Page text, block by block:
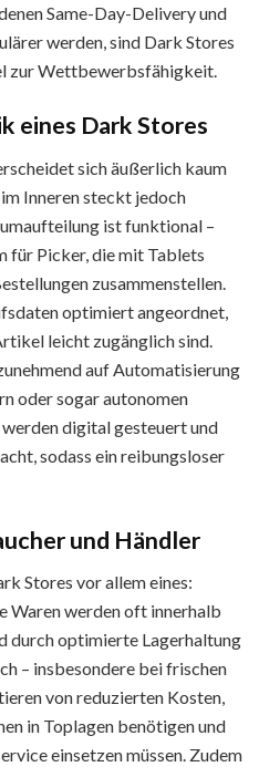
Same-Day-Delivery und
werden, sind Dark Stores
zur Wettbewerbsfähigkeit.
eines Dark Stores
sich äußerlich kaum
Inneren steckt jedoch
ist funktional –
für Picker, die mit Tablets
zusammenstellen.
optimiert angeordnet,
leicht zugänglich sind.
auf Automatisierung
oder sogar autonomen
digital gesteuert und
sodass ein reibungsloser
und Händler
Stores vor allem eines:
Waren werden oft innerhalb
durch optimierte Lagerhaltung
– insbesondere bei frischen
von reduzierten Kosten,
in Toplagen benötigen und
einsetzen müssen. Zudem